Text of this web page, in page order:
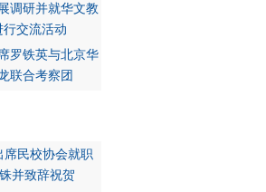
罗铁英与北京华
联合考察团